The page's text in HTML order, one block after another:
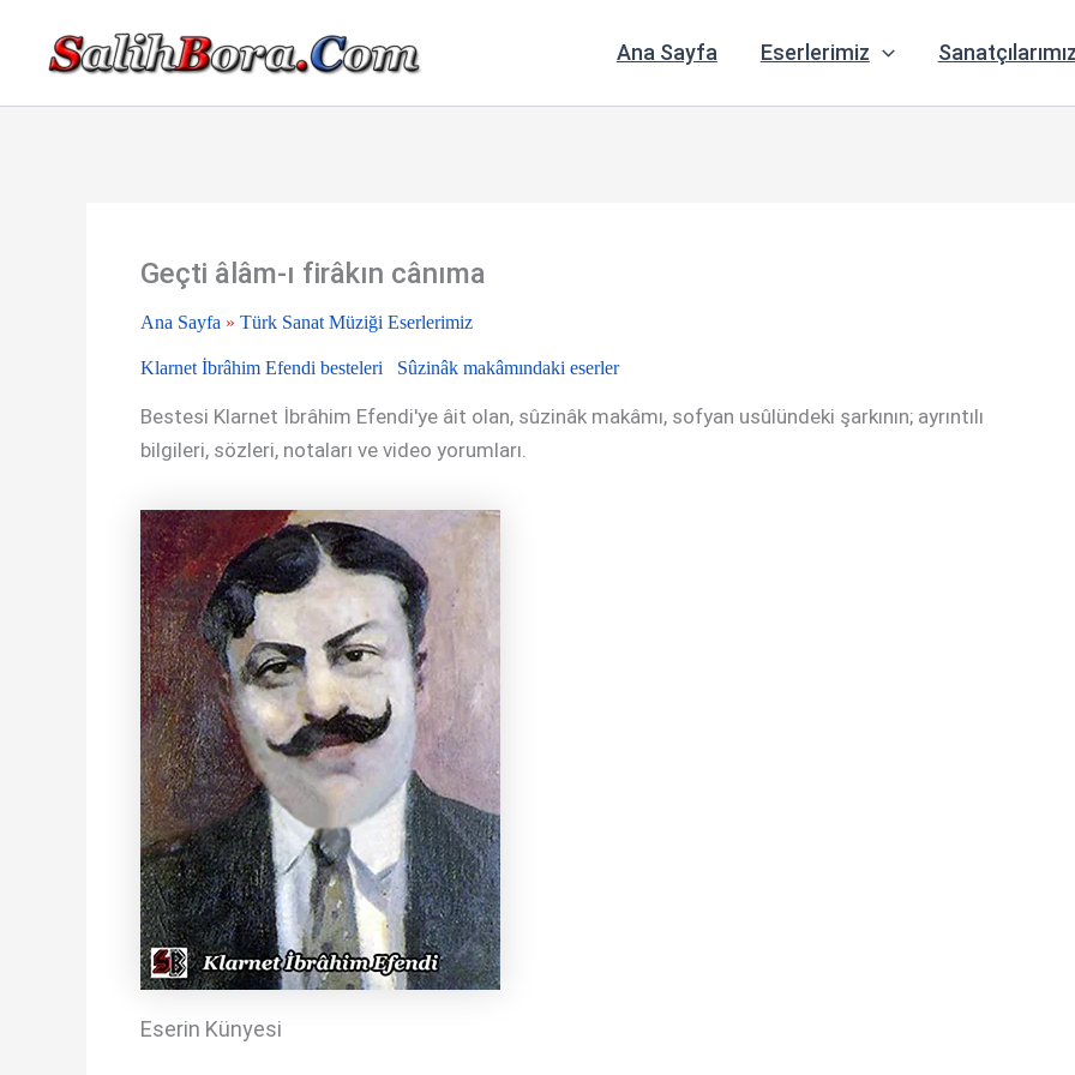
Ana Sayfa Eserlerimiz Sanatçılarımız
Geçti âlâm-ı firâkın cânıma
Ana Sayfa » Türk Sanat Müziği Eserlerimiz
Klarnet İbrâhim Efendi besteleri Sûzinâk makâmındaki eserler
Bestesi Klarnet İbrâhim Efendi'ye âit olan, sûzinâk makâmı, sofyan usûlündeki şarkının; ayrıntılı
bilgileri, sözleri, notaları ve video yorumları.
Eserin Künyesi